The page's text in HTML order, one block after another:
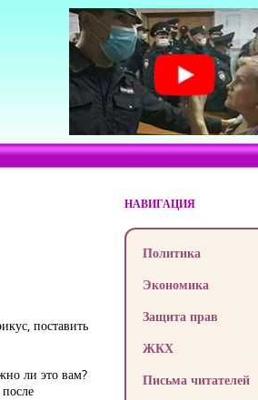
поставить
ли это вам?
НАВИГАЦИЯ
Политика
Экономика
Защита прав
ЖКХ
Письма читателей